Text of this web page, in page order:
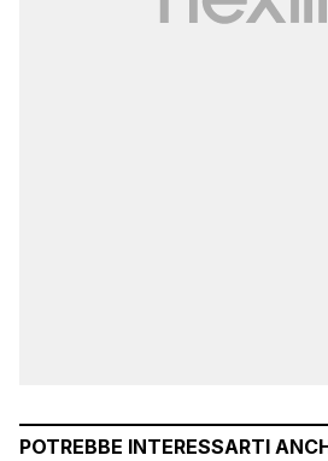
POTREBBE INTERESSARTI